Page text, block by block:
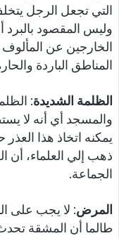
التي تجعل الرجل
وليس المقصود بالبرد
الخارجين عن
المناطق الباردة
الظلمة الشديدة:
والمسجد أي أنه لا
يمكنه اتخاذ هذا
ذهب إلي العلماء، أن
الجماعة.
المرض: لا يجب على
طالما أن المشقة